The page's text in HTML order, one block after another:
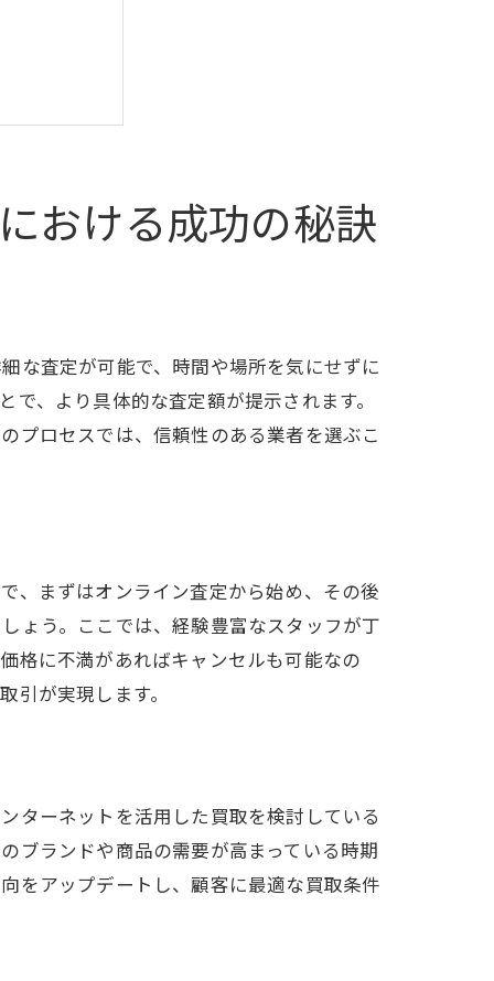
おける成功の秘訣
な査定が可能で、時間や場所を気にせずに
、より具体的な査定額が提示されます。
プロセスでは、信頼性のある業者を選ぶこ
、まずはオンライン査定から始め、その後
ょう。ここでは、経験豊富なスタッフが丁
格に不満があればキャンセルも可能なの
が実現します。
ターネットを活用した買取を検討している
ブランドや商品の需要が高まっている時期
をアップデートし、顧客に最適な買取条件